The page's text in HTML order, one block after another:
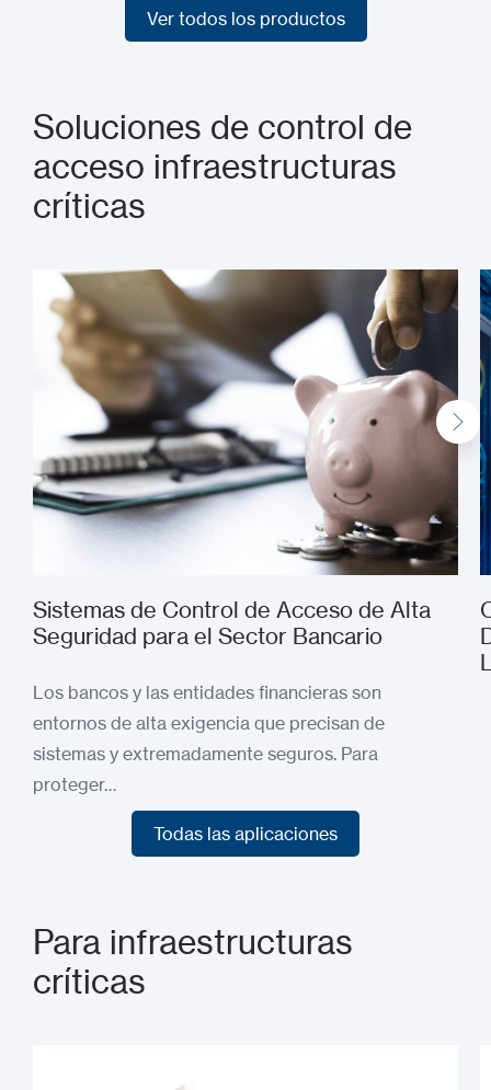
Ver todos los productos
Soluciones de control de
acceso infraestructuras
críticas
Sistemas de Control de Acceso de Alta
Seguridad para el Sector Bancario
Los bancos y las entidades financieras son
entornos de alta exigencia que precisan de
sistemas y extremadamente seguros. Para
proteger…
Todas las aplicaciones
Para infraestructuras
críticas